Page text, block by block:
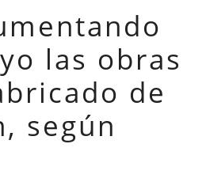
las obras
de
según